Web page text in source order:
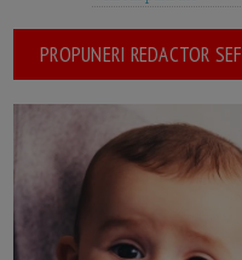
PROPUNERI REDACTOR SEF